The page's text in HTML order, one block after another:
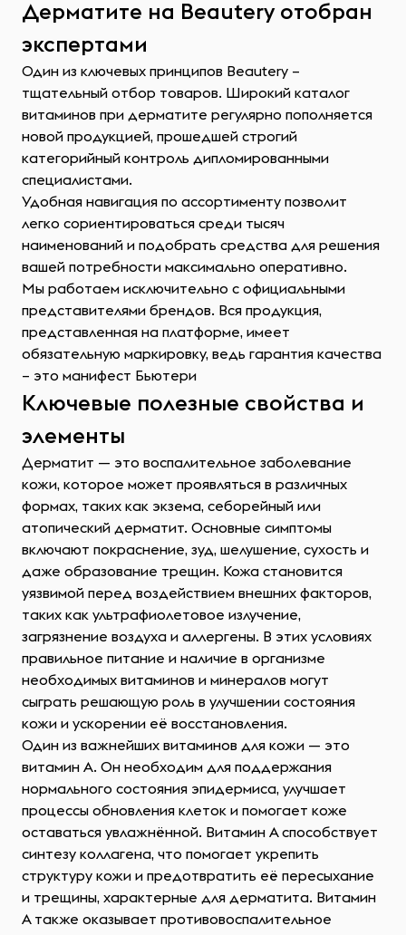
Дерматите на Beautery отобран
экспертами
Один из ключевых принципов Beautery –
тщательный отбор товаров. Широкий каталог
витаминов при дерматите регулярно пополняется
новой продукцией, прошедшей строгий
категорийный контроль дипломированными
специалистами.
Удобная навигация по ассортименту позволит
легко сориентироваться среди тысяч
наименований и подобрать средства для решения
вашей потребности максимально оперативно.
Мы работаем исключительно с официальными
представителями брендов. Вся продукция,
представленная на платформе, имеет
обязательную маркировку, ведь гарантия качества
– это манифест Бьютери
Ключевые полезные свойства и
элементы
Дерматит — это воспалительное заболевание
кожи, которое может проявляться в различных
формах, таких как экзема, себорейный или
атопический дерматит. Основные симптомы
включают покраснение, зуд, шелушение, сухость и
даже образование трещин. Кожа становится
уязвимой перед воздействием внешних факторов,
таких как ультрафиолетовое излучение,
загрязнение воздуха и аллергены. В этих условиях
правильное питание и наличие в организме
необходимых витаминов и минералов могут
сыграть решающую роль в улучшении состояния
кожи и ускорении её восстановления.
Один из важнейших витаминов для кожи — это
витамин A. Он необходим для поддержания
нормального состояния эпидермиса, улучшает
процессы обновления клеток и помогает коже
оставаться увлажнённой. Витамин A способствует
синтезу коллагена, что помогает укрепить
структуру кожи и предотвратить её пересыхание
и трещины, характерные для дерматита. Витамин
A также оказывает противовоспалительное